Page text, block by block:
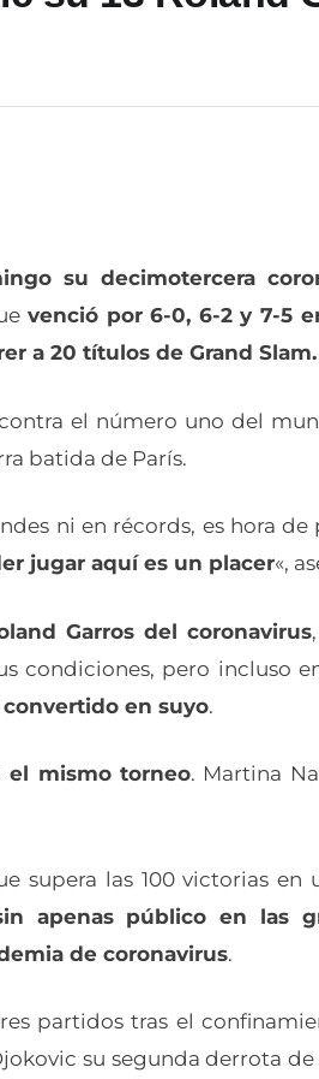
su decimotercera
venció por 6-0, 6-2 y 7-5
a 20 títulos de Grand Slam.
el número uno del
batida de París.
ni en récords, es hora de
jugar aquí es un placer«,
Garros del coronavirus
condiciones, pero incluso
en suyo.
el mismo torneo. Martina
supera las 100 victorias en
apenas público en las
de coronavirus.
partidos tras el
su segunda derrota